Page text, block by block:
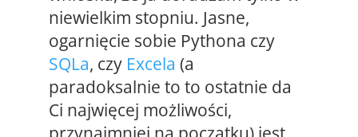
niewielkim stopniu. Jasne,
ogarnięcie sobie Pythona czy
SQLa, czy Excela (a
paradoksalnie to to ostatnie da
Ci najwięcej możliwości,